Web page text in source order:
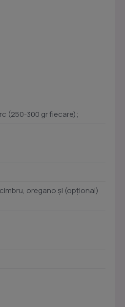
(250-300 gr fiecare);
oregano și (opțional)